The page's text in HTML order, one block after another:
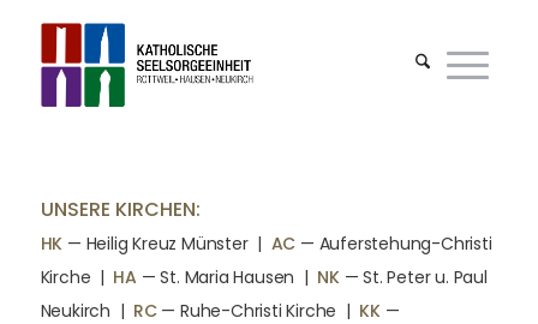
UNSERE KIRCHEN:
HK — Heilig Kreuz Münster | AC — Auferstehung-Christi
Kirche | HA — St. Maria Hausen | NK— St. Peter u. Paul
Neukirch | RC— Ruhe-Christi Kirche | KK—